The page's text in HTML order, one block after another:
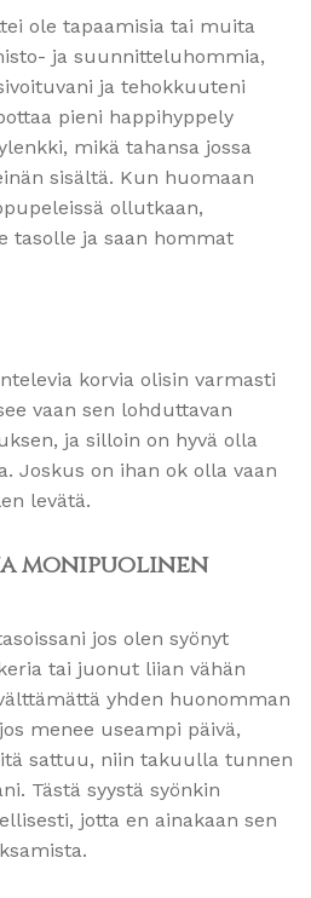
ole tapaamisia tai muita
ja suunnitteluhommia,
ja tehokkuuteni
pieni happihyppely
mikä tahansa jossa
sisältä. Kun huomaan
ollutkaan,
tasolle ja saan hommat
korvia olisin varmasti
vaan sen lohduttavan
ja silloin on hyvä olla
Joskus on ihan ok olla vaan
levätä.
monipuolinen
jos olen syönyt
tai juonut liian vähän
yhden huonomman
menee useampi päivä,
sattuu, niin takuulla tunnen
Tästä syystä syönkin
jotta en ainakaan sen